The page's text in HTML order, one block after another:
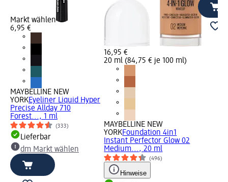
Markt wählen
6,95 €
MAYBELLINE NEW
YORKEyeliner Liquid Hyper
Precise Allday 710
Forest..., 1 ml
(333)
Lieferbar
dm Markt wählen
16,95 €
20 ml (84,75 € je 100 ml)
MAYBELLINE NEW
YORKFoundation 4in1
Instant Perfector Glow 02
Medium..., 20 ml
(496)
Hinweise